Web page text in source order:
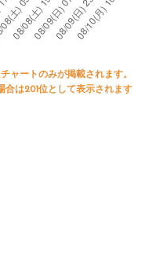
ャートのみが掲載されます。
合は201位として表示されます